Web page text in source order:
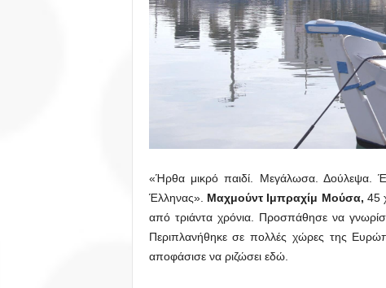
«Ήρθα μικρό παιδί. Μεγάλωσα. Δούλεψα.
Έλληνας». Μαχμούντ Ιμπραχίμ Μούσα, 45
από τριάντα χρόνια. Προσπάθησε να
Περιπλανήθηκε σε πολλές χώρες της
αποφάσισε να ριζώσει εδώ.